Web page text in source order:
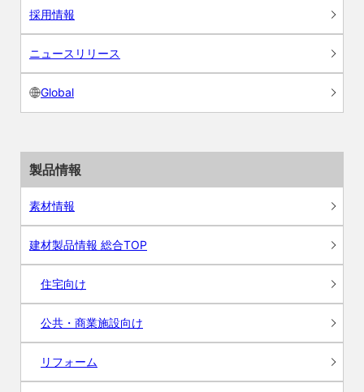
採用情報
ニュースリリース
Global
製品情報
素材情報
建材製品情報 総合TOP
住宅向け
公共・商業施設向け
リフォーム